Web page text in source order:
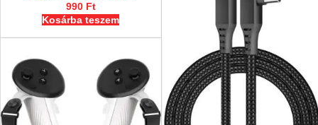
990 Ft
Kosárba teszem